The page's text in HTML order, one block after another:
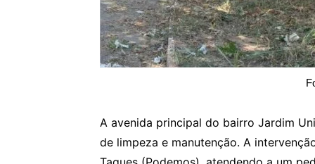
A avenida principal do bairro Jardim
de limpeza e manutenção. A